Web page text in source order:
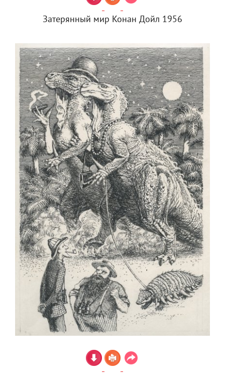
Затерянный мир Конан Дойл 1956